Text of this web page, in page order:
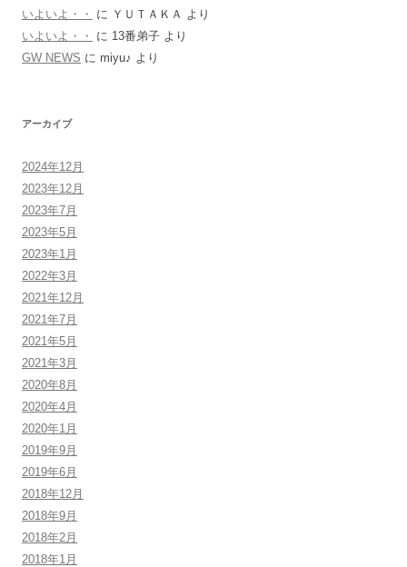
いよいよ・・
に ＹＵＴＡＫＡ より
いよいよ・・
に 13番弟子 より
GW NEWS に miyu♪ より
アーカイブ
2024年12月
2023年12月
2023年7月
2023年5月
2023年1月
2022年3月
2021年12月
2021年7月
2021年5月
2021年3月
2020年8月
2020年4月
2020年1月
2019年9月
2019年6月
2018年12月
2018年9月
2018年2月
2018年1月